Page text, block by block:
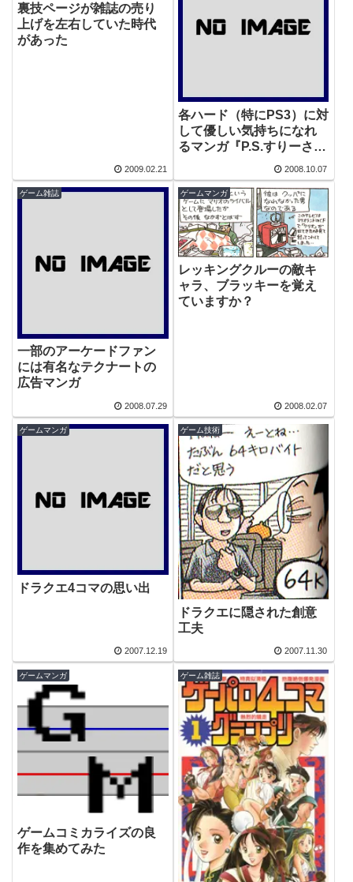
裏技ページが雑誌の売り
上げを左右していた時代
があった
2009.02.21
各ハード（特にPS3）に対
して優しい気持ちになれ
るマンガ『P.S.すりーさ
2008.10.07
ゲーム雑誌
一部のアーケードファン
には有名なテクナートの
広告マンガ
2008.07.29
ゲームマンガ
レッキングクルーの敵キ
ャラ、ブラッキーを覚え
ていますか？
2008.02.07
ゲームマンガ
ドラクエ4コマの思い出
2007.12.19
ゲーム技術
ドラクエに隠された創意
工夫
2007.11.30
ゲームマンガ
ゲームコミカライズの良
作を集めてみた
ゲーム雑誌